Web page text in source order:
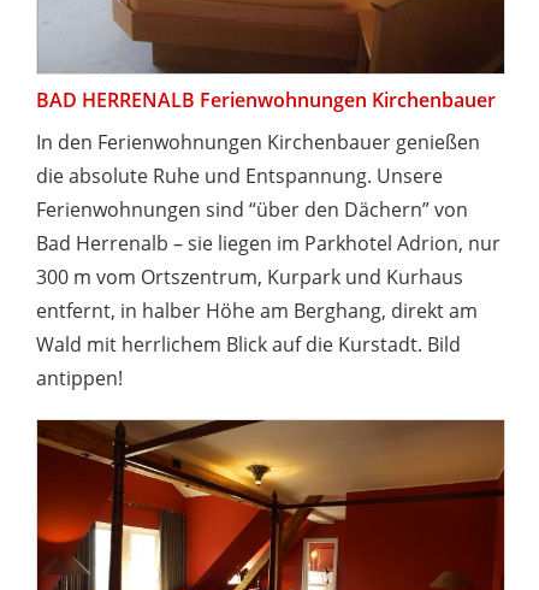
BAD HERRENALB Ferienwohnungen Kirchenbauer
In den Ferienwohnungen Kirchenbauer genießen
die absolute Ruhe und Entspannung. Unsere
Ferienwohnungen sind “über den Dächern” von
Bad Herrenalb – sie liegen im Parkhotel Adrion, nur
300 m vom Ortszentrum, Kurpark und Kurhaus
entfernt, in halber Höhe am Berghang, direkt am
Wald mit herrlichem Blick auf die Kurstadt. Bild
antippen!